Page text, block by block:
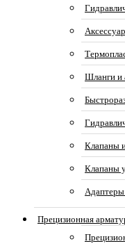
Шланги и
Клапаны
Клапаны
Адаптеры
Прецизионная